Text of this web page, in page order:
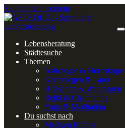
Skip to main content
Lebensberatung
Städtesuche
Themen
Astrologie & Horoskope
Kartenlegen & Tarot
Hellsehen & Wahrsagen
Reiki & Channeling
Yoga & Meditation
Du suchst nach
Medium Elifana